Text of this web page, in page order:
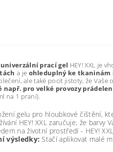
univerzální prací gel HEY! XXL je
a je ohleduplný ke tkaninám
ale také pocit jistoty, že Vaše
např. pro velké provozy
na 1 praní).
gelu pro hloubkové čištění,
HEY! XXL zaručuje, že
na životní prostředí - HEY!
výsledky: Stačí aplikovat malé